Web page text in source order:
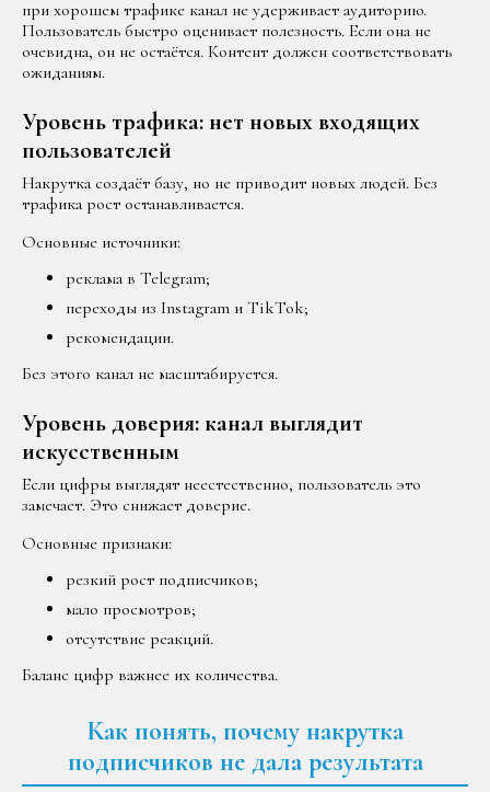
при хорошем трафике канал не удерживает аудиторию.
Пользователь быстро оценивает полезность. Если она не
очевидна, он не остаётся. Контент должен соответствовать
ожиданиям.
Уровень трафика: нет новых входящих
пользователей
Накрутка создаёт базу, но не приводит новых людей. Без
трафика рост останавливается.
Основные источники:
реклама в Telegram;
переходы из Instagram и TikTok;
рекомендации.
Без этого канал не масштабируется.
Уровень доверия: канал выглядит
искусственным
Если цифры выглядят неестественно, пользователь это
замечает. Это снижает доверие.
Основные признаки:
резкий рост подписчиков;
мало просмотров;
отсутствие реакций.
Баланс цифр важнее их количества.
Как понять, почему накрутка
подписчиков не дала результата